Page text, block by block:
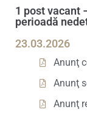
1 post vacant
perioadă
23.03.2026
Anunţ
Anunţ
Anunţ